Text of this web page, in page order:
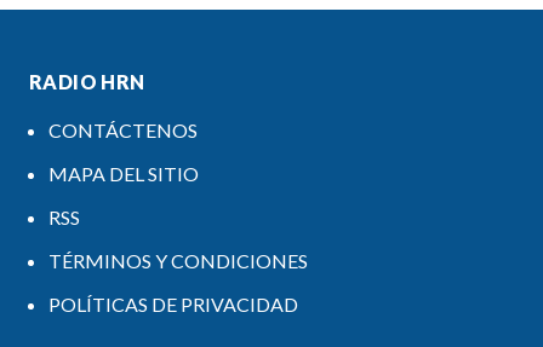
RADIO HRN
CONTÁCTENOS
MAPA DEL SITIO
RSS
TÉRMINOS Y CONDICIONES
POLÍTICAS DE PRIVACIDAD